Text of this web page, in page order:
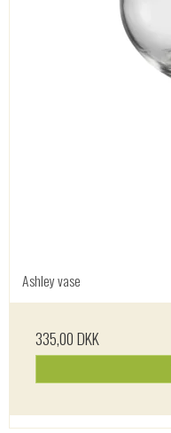
Ashley vase
335,00 DKK